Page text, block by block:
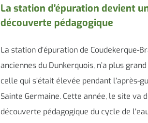
La station d’épuration devient
découverte pédagogique
La station d’épuration de Coudekerque-
anciennes du Dunkerquois, n’a plus
celle qui s’était élevée pendant l’après-
Sainte Germaine. Cette année, le site va
découverte pédagogique du cycle de